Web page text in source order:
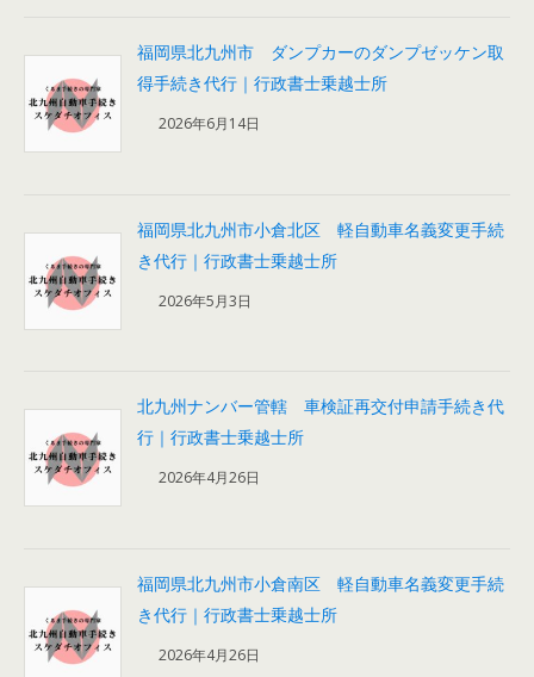
福岡県北九州市 ダンプカーのダンプゼッケン取
得手続き代行｜行政書士乗越士所
2026年6月14日
福岡県北九州市小倉北区 軽自動車名義変更手続
き代行｜行政書士乗越士所
2026年5月3日
北九州ナンバー管轄 車検証再交付申請手続き代
行｜行政書士乗越士所
2026年4月26日
福岡県北九州市小倉南区 軽自動車名義変更手続
き代行｜行政書士乗越士所
2026年4月26日